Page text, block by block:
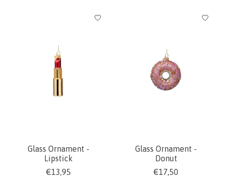
Glass Ornament -
Lipstick
€13,95
Glass Ornament -
Donut
€17,50